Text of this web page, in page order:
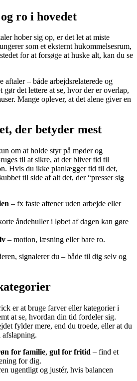
ro i hovedet
hober sig op, er det let at miste
som et eksternt hukommelsesrum,
for at forsøge at huske alt, kan du se
aftaler – både arbejdsrelaterede og
gør det lettere at se, hvor der er overlap,
Mange oplever, at det alene giver en
der betyder mest
om at holde styr på møder og
til at sikre, at der bliver tid til
Hvis du ikke planlægger tid til det,
til side af alt det, der “presser sig
– fx faste aftener uden arbejde eller
åndehuller i løbet af dagen kan gøre
– motion, læsning eller bare ro.
signalerer du – både til dig selv og
er at bruge farver eller kategorier i
at se, hvordan din tid fordeler sig.
fylder mere, end du troede, eller at du
for familie, gul for fritid – find et
for dig.
ugentligt og justér, hvis balancen